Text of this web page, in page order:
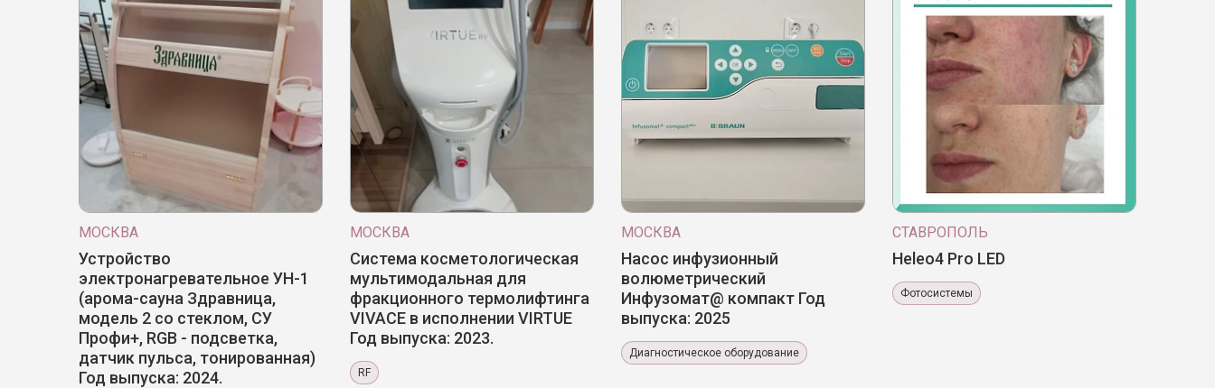
МОСКВА
Устройство
электронагревательное УН-1
(арома-сауна Здравница,
модель 2 со стеклом, СУ
Профи+, RGB - подсветка,
датчик пульса, тонированная)
Год выпуска: 2024.
МОСКВА
Система косметологическая
мультимодальная для
фракционного термолифтинга
VIVACE в исполнении VIRTUE
Год выпуска: 2023.
RF
МОСКВА
Насос инфузионный
волюметрический
Инфузомат@ компакт Год
выпуска: 2025
Диагностическое оборудование
СТАВРОПОЛЬ
Heleo4 Pro LED
Фотосистемы